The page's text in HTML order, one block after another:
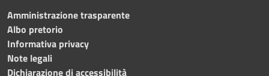
Amministrazione trasparente
Albo pretorio
Informativa privacy
Note legali
Dichiarazione di accessibilità